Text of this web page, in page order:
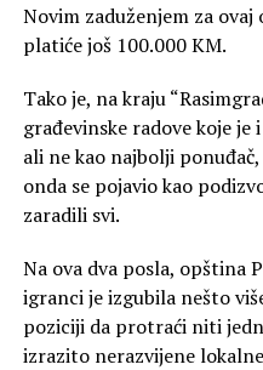
Novim zaduženjem za ovaj
platiće još 100.000 KM.
Tako je, na kraju
građevinske radove koje
ali ne kao najbolji
onda se pojavio kao
zaradili svi.
Na ova dva posla, opština
igranci je izgubila nešto
poziciji da protraći niti
izrazito nerazvijene